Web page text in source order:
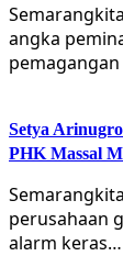
angka
Setya
PHK Massal
perusahaan
alarm keras…